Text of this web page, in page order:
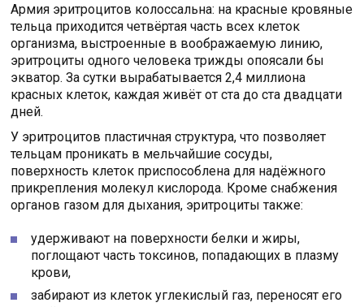
Армия эритроцитов колоссальна: на красные кровяные
тельца приходится четвёртая часть всех клеток
организма, выстроенные в воображаемую линию,
эритроциты одного человека трижды опоясали бы
экватор. За сутки вырабатывается 2,4 миллиона
красных клеток, каждая живёт от ста до ста двадцати
дней.
У эритроцитов пластичная структура, что позволяет
тельцам проникать в мельчайшие сосуды,
поверхность клеток приспособлена для надёжного
прикрепления молекул кислорода. Кроме снабжения
органов газом для дыхания, эритроциты также:
удерживают на поверхности белки и жиры,
поглощают часть токсинов, попадающих в плазму
крови,
забирают из клеток углекислый газ, переносят его